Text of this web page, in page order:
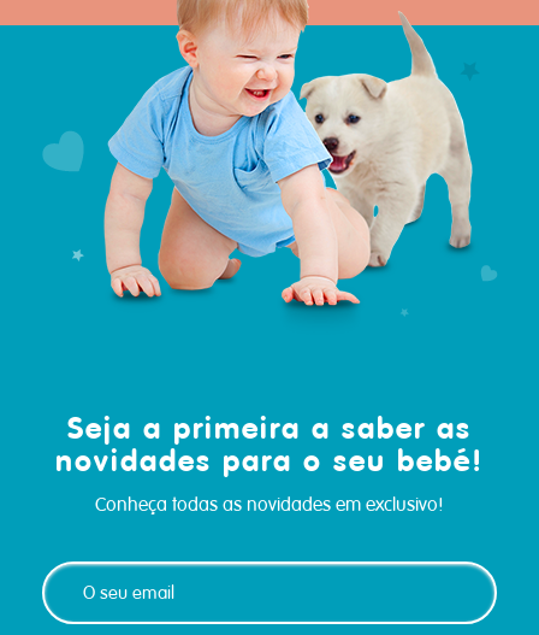
Seja a primeira a saber as
novidades para o seu bebé!
Conheça todas as novidades em exclusivo!